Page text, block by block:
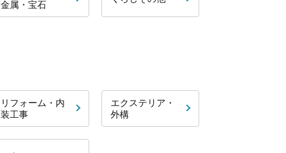
金属・宝石
リフォーム・内
装工事
エクステリア・
外構